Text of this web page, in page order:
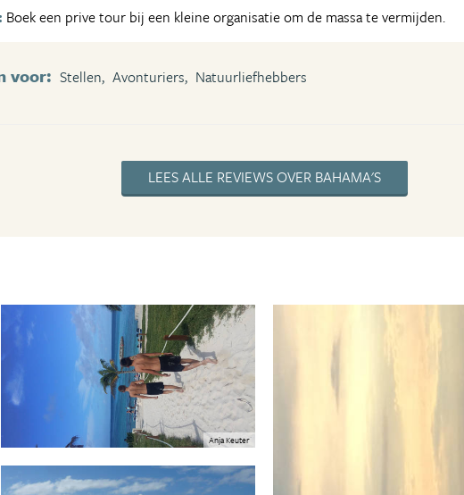
Boek een prive tour bij een kleine organisatie om de massa te vermijden.
voor: Stellen, Avonturiers, Natuurliefhebbers
LEES ALLE REVIEWS OVER BAHAMA'S
Anja Keuter